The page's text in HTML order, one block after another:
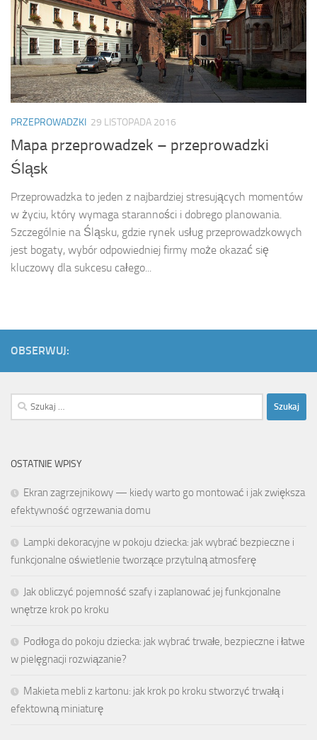
PRZEPROWADZKI 29 LISTOPADA 2016
Mapa przeprowadzek – przeprowadzki
Śląsk
Przeprowadzka to jeden z najbardziej stresujących momentów
w życiu, który wymaga staranności i dobrego planowania.
Szczególnie na Śląsku, gdzie rynek usług przeprowadzkowych
jest bogaty, wybór odpowiedniej firmy może okazać się
kluczowy dla sukcesu całego...
OBSERWUJ:
Szukaj:
OSTATNIE WPISY
Ekran zagrzejnikowy — kiedy warto go montować i jak zwiększa
efektywność ogrzewania domu
Lampki dekoracyjne w pokoju dziecka: jak wybrać bezpieczne i
funkcjonalne oświetlenie tworzące przytulną atmosferę
Jak obliczyć pojemność szafy i zaplanować jej funkcjonalne
wnętrze krok po kroku
Podłoga do pokoju dziecka: jak wybrać trwałe, bezpieczne i łatwe
w pielęgnacji rozwiązanie?
Makieta mebli z kartonu: jak krok po kroku stworzyć trwałą i
efektowną miniaturę